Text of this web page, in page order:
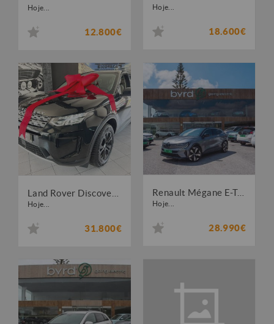
Hoje...
12.800€
Hoje...
18.600€
Hoje...
31.800€
Renault Mégane E-Tech EV60 Techno Optimum Charge
Hoje...
28.990€